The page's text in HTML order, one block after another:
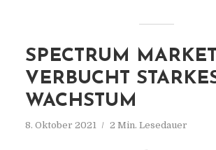
SPECTRUM
VERBUCHT
WACHSTUM
8. Oktober 2021 2 Min. Lesedauer